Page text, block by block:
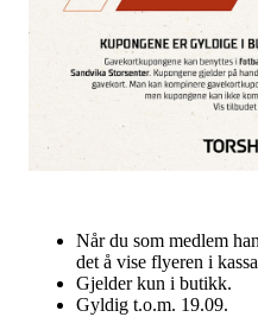
Når du som medlem
det å vise flyeren i
Gjelder kun i butikk.
Gyldig t.o.m. 19.09.